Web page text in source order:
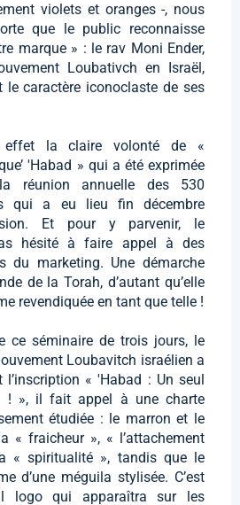
violets et oranges -, nous
que le public reconnaisse
marque » : le rav Moni Ender,
Loubativch en Israël,
le caractère iconoclaste de ses
effet la claire volonté de «
'Habad » qui a été exprimée
réunion annuelle des 530
qui a eu lieu fin décembre
Et pour y parvenir, le
hésité à faire appel à des
du marketing. Une démarche
de la Torah, d’autant qu’elle
revendiquée en tant que telle !
ce séminaire de trois jours, le
Loubavitch israélien a
« 'Habad : Un seul
! », il fait appel à une charte
étudiée : le marron et le
« fraicheur », « l’attachement
« spiritualité », tandis que le
d’une méguila stylisée. C’est
logo qui apparaîtra sur les